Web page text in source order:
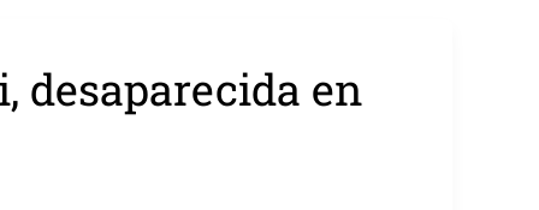
desaparecida en